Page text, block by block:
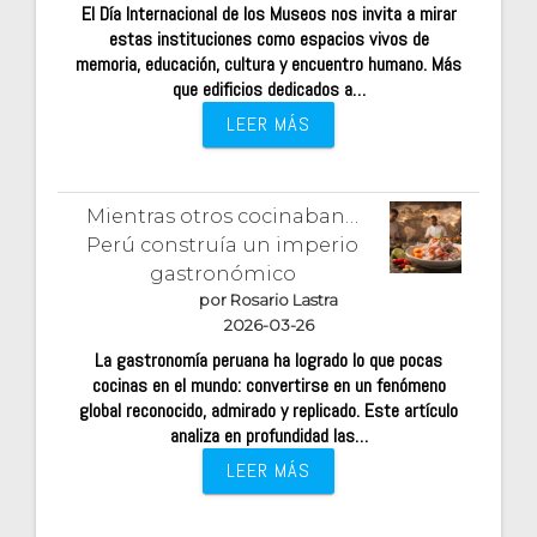
El Día Internacional de los Museos nos invita a mirar
estas instituciones como espacios vivos de
memoria, educación, cultura y encuentro humano. Más
que edificios dedicados a…
LEER MÁS
Mientras otros cocinaban…
Perú construía un imperio
gastronómico
por Rosario Lastra
2026-03-26
La gastronomía peruana ha logrado lo que pocas
cocinas en el mundo: convertirse en un fenómeno
global reconocido, admirado y replicado. Este artículo
analiza en profundidad las…
LEER MÁS